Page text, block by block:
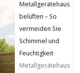
Metallgerätehaus
belüften – So
vermeiden Sie
Schimmel und
Feuchtigkeit
Metallgerätehaus